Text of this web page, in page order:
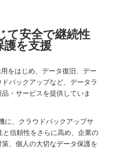
て安全で継続性
護を支援
をはじめ、データ復旧、デー
バックアップなど、データラ
・サービスを提供していま
に、クラウドバックアップサ
と信頼性をさらに高め、企業の
、個人の大切なデータ保護を